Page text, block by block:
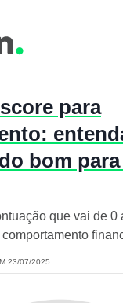
para
bom
que vai de 0
23/07/2025